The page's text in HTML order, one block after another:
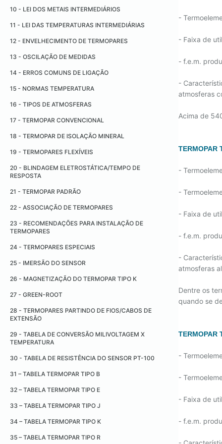
10 - LEI DOS METAIS INTERMEDIÁRIOS
11 - LEI DAS TEMPERATURAS INTERMEDIÁRIAS
12 - ENVELHECIMENTO DE TERMOPARES
13 - OSCILAÇÃO DE MEDIDAS
14 - ERROS COMUNS DE LIGAÇÃO
15 - NORMAS TEMPERATURA
16 - TIPOS DE ATMOSFERAS
17 - TERMOPAR CONVENCIONAL
18 - TERMOPAR DE ISOLAÇÃO MINERAL
19 - TERMOPARES FLEXÍVEIS
20 - BLINDAGEM ELETROSTÁTICA/TEMPO DE
RESPOSTA
21 - TERMOPAR PADRÃO
22 - ASSOCIAÇÃO DE TERMOPARES
23 - RECOMENDAÇÕES PARA INSTALAÇÃO DE
TERMOPARES
24 - TERMOPARES ESPECIAIS
25 - IMERSÃO DO SENSOR
26 - MAGNETIZAÇÃO DO TERMOPAR TIPO K
27 - GREEN-ROOT
28 - TERMOPARES PARTINDO DE FIOS/CABOS DE
EXTENSÃO
29 - TABELA DE CONVERSÃO MILIVOLTAGEM X
TEMPERATURA
30 - TABELA DE RESISTÊNCIA DO SENSOR PT-100
31 – TABELA TERMOPAR TIPO B
32 – TABELA TERMOPAR TIPO E
33 – TABELA TERMOPAR TIPO J
34 – TABELA TERMOPAR TIPO K
35 – TABELA TERMOPAR TIPO R
-
- Faixa de
- f.e.m.
-
atmosferas
Acima de
TERMOPAR
-
-
- Faixa de
- f.e.m.
-
atmosferas
Dentre os
quando se
TERMOPAR
-
-
- Faixa de
- f.e.m.